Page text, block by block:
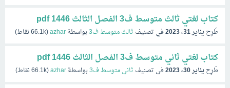
كتاب لغتي ثالث متوسط ف3 الفصل الثالث 1446 pdf
طُرِحيناير 31، 2023 في تصنيف ثالث متوسط ف3 بواسطةazhar
(
66.1kنقاط)
كتاب لغتي ثاني متوسط ف3 الفصل الثالث 1446 pdf
طُرِحيناير 30، 2023 في تصنيف ثاني متوسط ف3 بواسطةazhar
(
66.1kنقاط)